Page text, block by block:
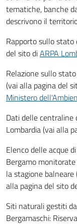
tematiche, banche
descrivono il
Rapporto sullo
del sito diARPA
Relazione sullo
(vai alla pagina del
Ministero
Dati delle centraline
Lombardia (vai alla
Elenco delle acque
Bergamo
la stagione
alla pagina del sito
Siti naturali gestiti
Bergamaschi: